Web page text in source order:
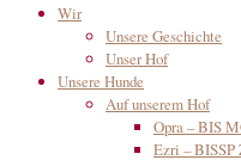
Wir
Unsere Geschichte
Unser Hof
Unsere Hunde
Auf unserem Hof
Opra – BIS
Ezri – BISSP